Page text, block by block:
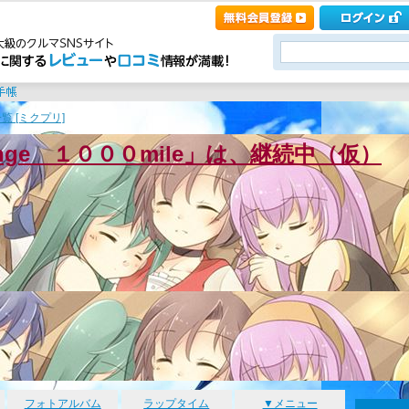
[ミクプリ]
１０００mile」は、継続中（仮）
フォトアルバム ラップタイム ▼メニュー